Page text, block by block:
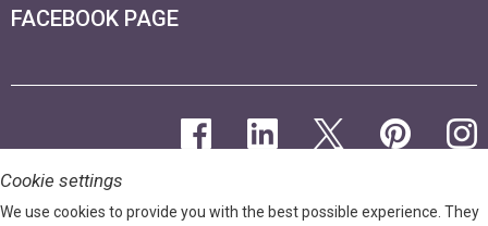
FACEBOOK PAGE
Cookie settings
We use cookies to provide you with the best possible experience. They